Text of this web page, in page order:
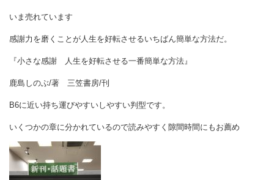
いま売れています
感謝力を磨くことが人生を好転させるいちばん簡単な方法だ。
『小さな感謝 人生を好転させる一番簡単な方法』
鹿島しのぶ/著 三笠書房/刊
B6に近い持ち運びやすいしやすい判型です。
いくつかの章に分かれているので読みやすく隙間時間にもお薦め